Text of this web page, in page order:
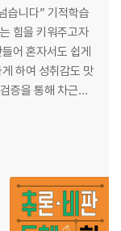
습니다” 기적학습
힘을 키워주고자
어 혼자서도 쉽게
하여 성취감도 맛
증을 통해 차근차
구소의 대표 저작
기적의 문제 해결